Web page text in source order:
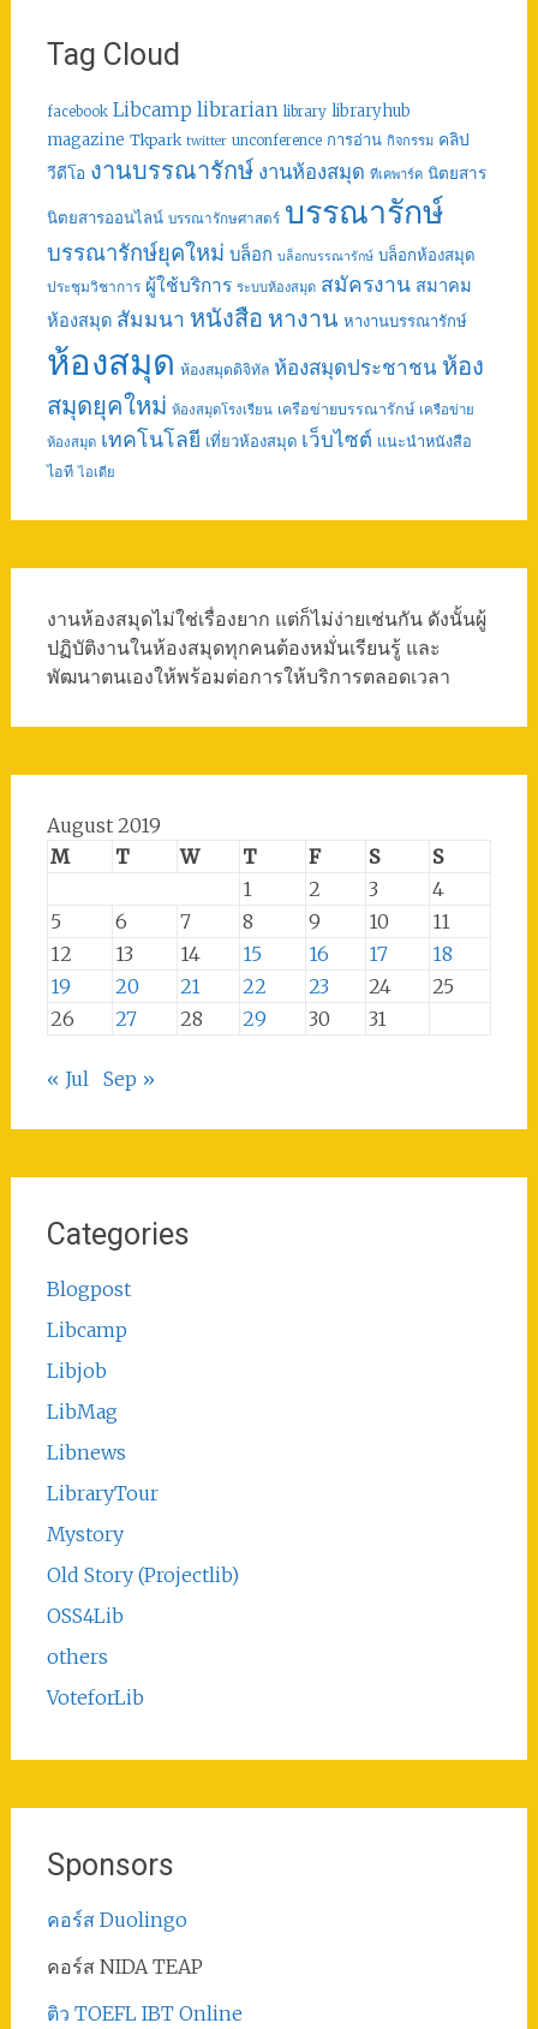
Tag Cloud
facebook Libcamp librarian library libraryhub
magazine Tkpark twitter unconference การอ่าน กิจกรรม คลิป
วีดีโอ งานบรรณารักษ์ งานห้องสมุด ทีเคพาร์ค นิตยสาร
นิตยสารออนไลน์ บรรณารักษศาสตร์ บรรณารักษ์
บรรณารักษ์ยุคใหม่ บล็อก บล็อกบรรณารักษ์ บล็อกห้องสมุด
ประชุมวิชาการ ผู้ใช้บริการ ระบบห้องสมุด สมัครงาน สมาคม
ห้องสมุด สัมมนา หนังสือ หางาน หางานบรรณารักษ์
ห้องสมุด ห้องสมุดดิจิทัล ห้องสมุดประชาชน ห้อง
สมุดยุคใหม่ ห้องสมุดโรงเรียน เครือข่ายบรรณารักษ์ เครือข่าย
ห้องสมุด เทคโนโลยี เที่ยวห้องสมุด เว็บไซต์ แนะนำหนังสือ
ไอที ไอเดีย
งานห้องสมุดไม่ใช่เรื่องยาก แต่ก็ไม่ง่ายเช่นกัน ดังนั้นผู้
ปฏิบัติงานในห้องสมุดทุกคนต้องหมั่นเรียนรู้ และ
พัฒนาตนเองให้พร้อมต่อการให้บริการตลอดเวลา
August 2019
M
T W T F S
S
1
2 3
4
5
6 7 8 9 10
11
12
13 14 15 16 17
18
19
20 21 22 23 24
25
26
27 28 29 30 31
« Jul Sep »
Categories
Blogpost
Libcamp
Libjob
LibMag
Libnews
LibraryTour
Mystory
Old Story (Projectlib)
OSS4Lib
others
VoteforLib
Sponsors
คอร์ส Duolingo
คอร์ส NIDA TEAP
ติว TOEFL IBT Online